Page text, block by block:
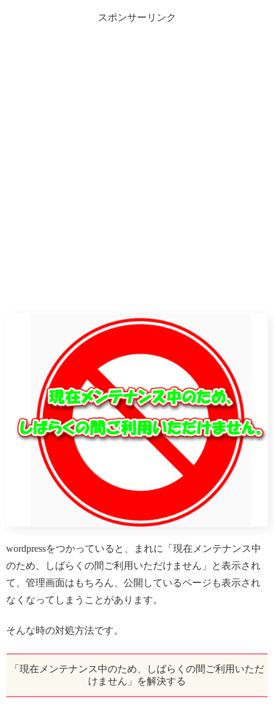
スポンサーリンク
wordpressをつかっていると、まれに「現在メンテナンス中
のため、しばらくの間ご利用いただけません」と表示され
て、管理画面はもちろん、公開しているページも表示され
なくなってしまうことがあります。
そんな時の対処方法です。
「現在メンテナンス中のため、しばらくの間ご利用いただ
けません」を解決する